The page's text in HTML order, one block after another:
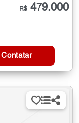
R$ 479.000
Contatar